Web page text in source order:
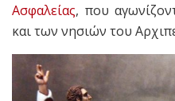
Ασφαλείας, που
και των νησιών του